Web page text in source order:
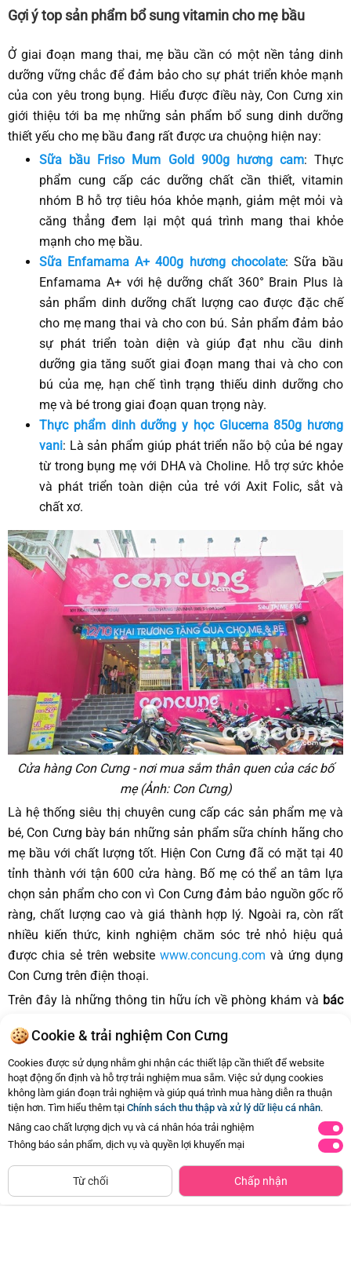
Gợi ý top sản phẩm bổ sung vitamin cho mẹ bầu
Ở giai đoạn mang thai, mẹ bầu cần có một nền tảng dinh
dưỡng vững chắc để đảm bảo cho sự phát triển khỏe mạnh
của con yêu trong bụng. Hiểu được điều này, Con Cưng xin
giới thiệu tới ba mẹ những sản phẩm bổ sung dinh dưỡng
thiết yếu cho mẹ bầu đang rất được ưa chuộng hiện nay:
Sữa bầu Friso Mum Gold 900g hương cam: Thực
phẩm cung cấp các dưỡng chất cần thiết, vitamin
nhóm B hỗ trợ tiêu hóa khỏe mạnh, giảm mệt mỏi và
căng thẳng đem lại một quá trình mang thai khỏe
mạnh cho mẹ bầu.
Sữa Enfamama A+ 400g hương chocolate: Sữa bầu
Enfamama A+ với hệ dưỡng chất 360° Brain Plus là
sản phẩm dinh dưỡng chất lượng cao được đặc chế
cho mẹ mang thai và cho con bú. Sản phẩm đảm bảo
sự phát triển toàn diện và giúp đạt nhu cầu dinh
dưỡng gia tăng suốt giai đoạn mang thai và cho con
bú của mẹ, hạn chế tình trạng thiếu dinh dưỡng cho
mẹ và bé trong giai đoạn quan trọng này.
Thực phẩm dinh dưỡng y học Glucerna 850g hương
vani: Là sản phẩm giúp phát triển não bộ của bé ngay
từ trong bụng mẹ với DHA và Choline. Hỗ trợ sức khỏe
và phát triển toàn diện của trẻ với Axit Folic, sắt và
chất xơ.
Cửa hàng Con Cưng - nơi mua sắm thân quen của các bố
mẹ (Ảnh: Con Cưng)
Là hệ thống siêu thị chuyên cung cấp các sản phẩm mẹ và
bé, Con Cưng bày bán những sản phẩm sữa chính hãng cho
mẹ bầu với chất lượng tốt. Hiện Con Cưng đã có mặt tại 40
tỉnh thành với tận 600 cửa hàng. Bố mẹ có thể an tâm lựa
chọn sản phẩm cho con vì Con Cưng đảm bảo nguồn gốc rõ
ràng, chất lượng cao và giá thành hợp lý. Ngoài ra, còn rất
nhiều kiến thức, kinh nghiệm chăm sóc trẻ nhỏ hiệu quả
được chia sẻ trên website www.concung.com và ứng dụng
Con Cưng trên điện thoại.
Trên đây là những thông tin hữu ích về phòng khám và bác
cấp chỉ mang tính chất tham khảo, ba mẹ nên cân nhắc kỹ
lưỡng để mẹ và bé giữ được sức khỏe tốt. Hy vọng có thể
giúp ba mẹ lựa chọn được địa chỉ uy tín, đáng tin cậy và phù
hợp nhất.
Cookie & trải nghiệm Con Cưng
Cookies được sử dụng nhằm ghi nhận các thiết lập cần thiết để website
hoạt động ổn định và hỗ trợ trải nghiệm mua sắm. Việc sử dụng cookies
không làm gián đoạn trải nghiệm và giúp quá trình mua hàng diễn ra thuận
tiện hơn. Tìm hiểu thêm tại Chính sách thu thập và xử lý dữ liệu cá nhân.
Nâng cao chất lượng dịch vụ và cá nhân hóa trải nghiệm
Thông báo sản phẩm, dịch vụ và quyền lợi khuyến mại
Từ chối Chấp nhận